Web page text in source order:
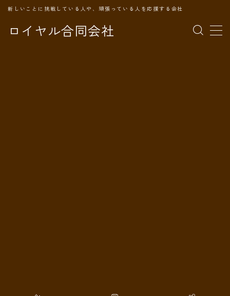
ロイヤル合同会社
新しいことに挑戦している人や、頑張っている人を応援する会社
MENU